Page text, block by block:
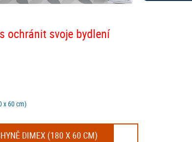
ochránit svoje bydlení
x 60 cm)
DIMEX (180 X 60 CM)